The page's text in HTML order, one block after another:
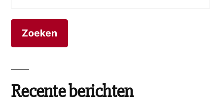
muziek”
naar:
Recente berichten